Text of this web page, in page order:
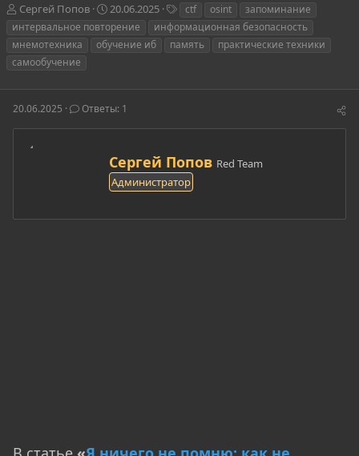
А
в
о
р
е
м
Сергей Попов
Д
а
т
а
ч
а
20.06.2025
е
г
и
ctf osint
запоминание
интервальное повторение
информационная безопасность
мнемотехника
обучение иб память
практические техники
самообучение
20.06.2025 Ответы: 1
А
в
т
р
Сергей Попов Red Team
Администратор